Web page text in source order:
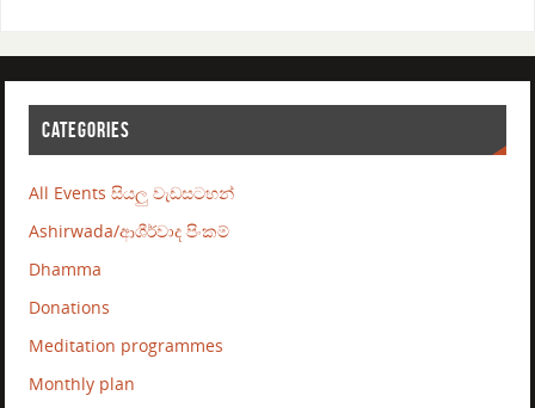
CATEGORIES
All Events සියලු වැඩසටහන්
Ashirwada/ආශීර්වාද පිංකම්
Dhamma
Donations
Meditation programmes
Monthly plan